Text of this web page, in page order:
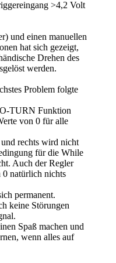
>4,2 Volt
und einen manuellen
hat sich gezeigt,
Drehen des
werden.
Problem folgte
TURN Funktion
von 0 für alle
rechts wird nicht
für die While
Auch der Regler
natürlich nichts
permanent.
keine Störungen
Spaß machen und
wenn alles auf